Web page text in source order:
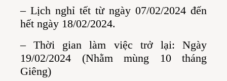
– Lịch nghỉ tết từ ngày 07/02/2024 đến
hết ngày 18/02/2024.
– Thời gian làm việc trở lại: Ngày
19/02/2024 (Nhằm mùng 10 tháng
Giêng)